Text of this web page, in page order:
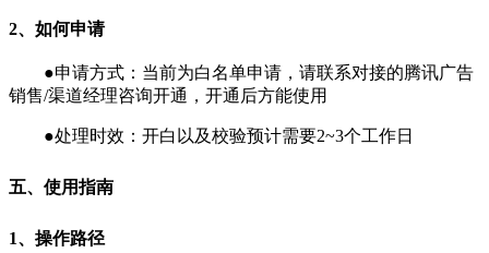
2、如何申请
●申请方式：当前为白名单申请，请联系对接的腾讯广告
销售/渠道经理咨询开通，开通后方能使用
●处理时效：开白以及校验预计需要2~3个工作日
五、使用指南
1、操作路径